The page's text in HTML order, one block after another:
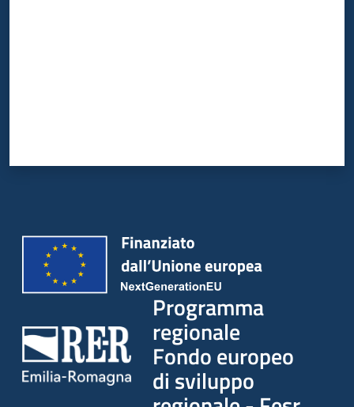
Programma
regionale
Fondo europeo
di sviluppo